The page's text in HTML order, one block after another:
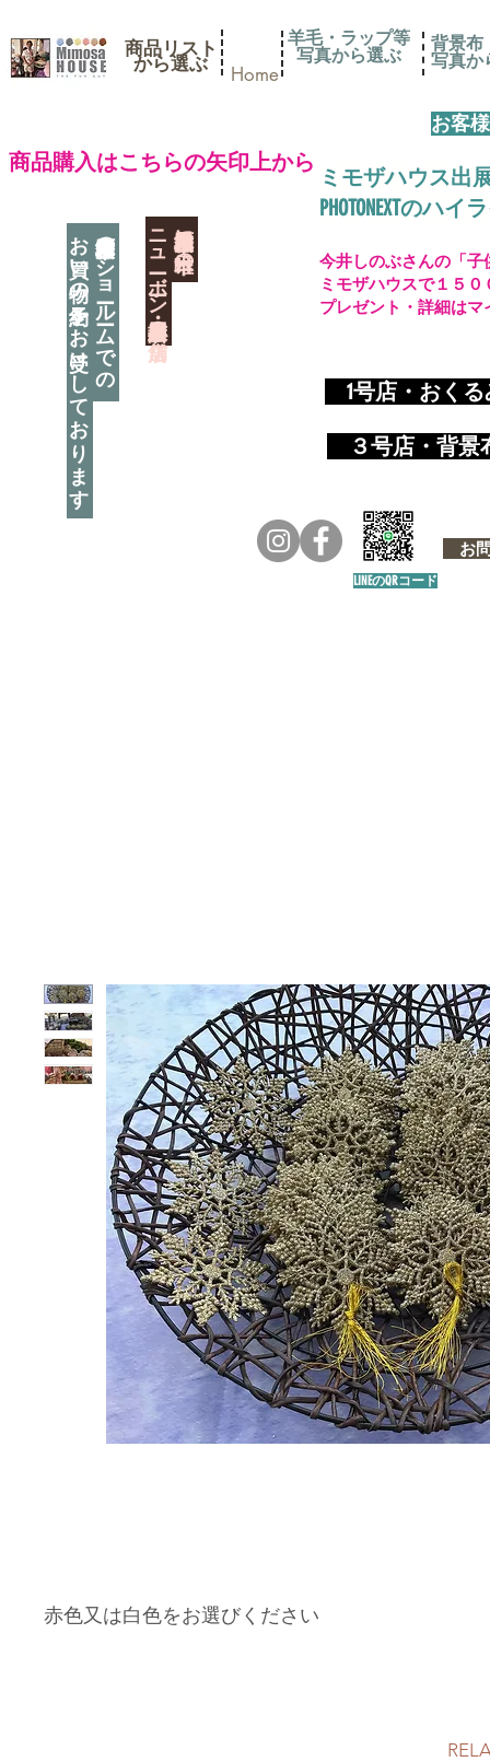
商品リスト
​から選ぶ Home
​商品購入はこちらの矢印上から
神奈川県相模原市に日本唯一の
​ニューボーン撮影用小道具店・３店舗
羊毛・ラップ等
写真から選ぶ
背景布
写真か
お客
ミモザハウス出
PHOTONEXTのハ
神奈川県相模原市のショールームでの
お買い物の予約をお受けしております 1号店・おく
​ ３号店・背
お
今井しのぶさんの「
ミモザハウスで１５
プレゼント・詳細は
LINEのQRコード
赤色又は白色をお選びください